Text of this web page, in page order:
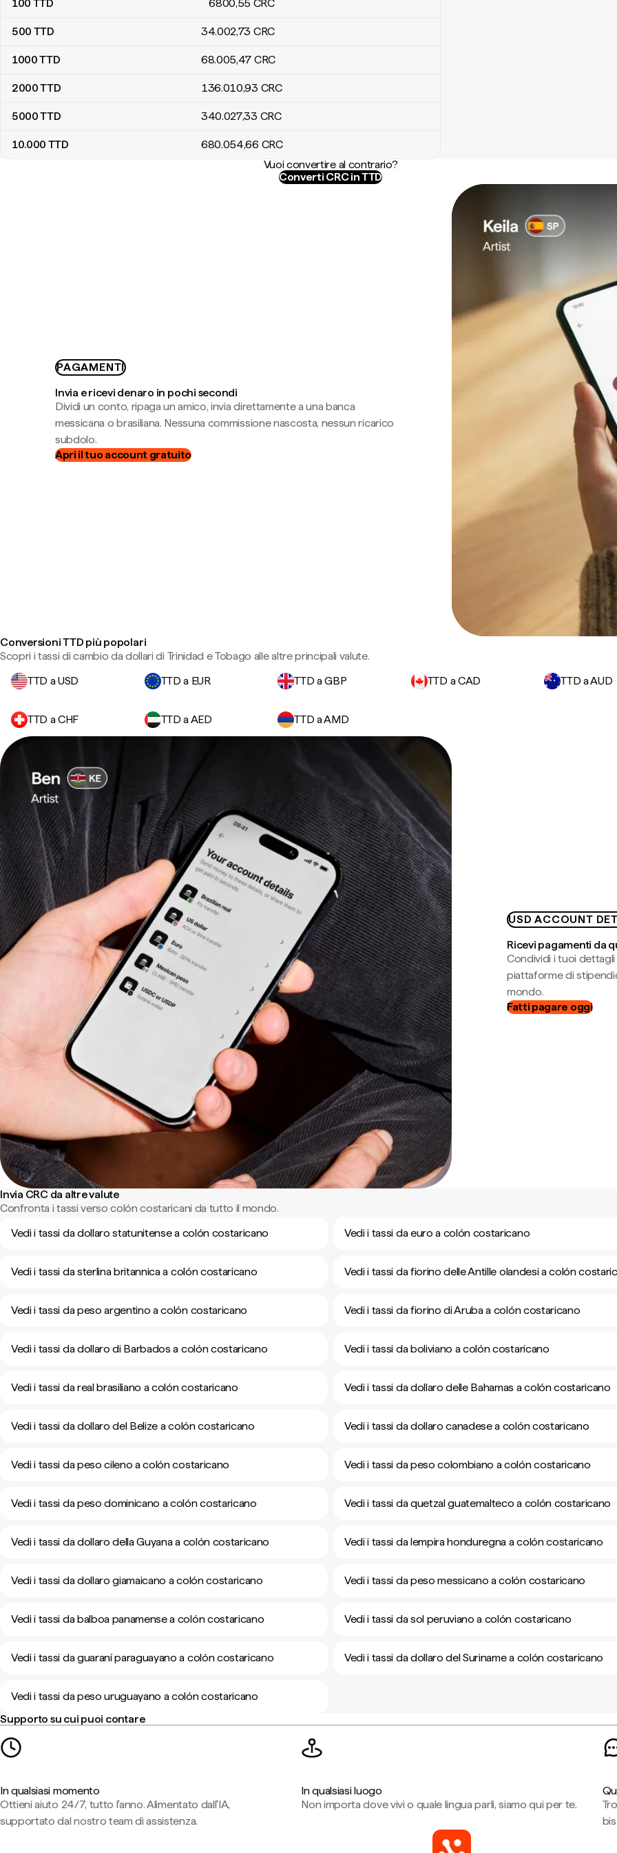
100 TTD 6800,55 CRC
500 TTD 34.002,73 CRC
1000TTD 68.005,47 CRC
2000TTD 136.010,93 CRC
5000TTD 340.027,33 CRC
10.000 TTD 680.054,66 CRC
Vuoi convertire al contrario?
Converti CRC in TTD
PAGAMENTI
Invia e ricevi denaro in pochi secondi
Dividi un conto, ripaga un amico, invia direttamente a una banca
messicana o brasiliana. Nessuna commissione nascosta, nessun ricarico
subdolo.
Apri il tuo account gratuito
Conversioni TTD più popolari
Scopri i tassi di cambio da dollari di Trinidad e Tobago alle altre principali valute.
TTD a USD
TTD a EUR TTD a GBP TTD a CAD TTD a AUD
TTD a CHF TTD a AED TTD a AMD
USD ACCOUNT
Ricevi pagamenti da
Condividi i tuoi dettagli
piattaforme di
mondo.
Fatti pagare oggi
Invia CRC da altre valute
Confronta i tassi verso colón costaricani da tutto il mondo.
Vedi i tassi da dollaro statunitense a colón costaricano
Vedi i tassi da euro a colón costaricano
Vedi i tassi da sterlina britannica a colón costaricano Vedi i tassi da fiorino delle Antille olandesi a colón
Vedi i tassi da peso argentino a colón costaricano Vedi i tassi da fiorino di Aruba a colón costaricano
Vedi i tassi da dollaro di Barbados a colón costaricano Vedi i tassi da boliviano a colón costaricano
Vedi i tassi da real brasiliano a colón costaricano Vedi i tassi da dollaro delle Bahamas a colón costaricano
Vedi i tassi da dollaro del Belize a colón costaricano Vedi i tassi da dollaro canadese a colón costaricano
Vedi i tassi da peso cileno a colón costaricano Vedi i tassi da peso colombiano a colón costaricano
Vedi i tassi da peso dominicano a colón costaricano Vedi i tassi da quetzal guatemalteco a colón costaricano
Vedi i tassi da dollaro della Guyana a colón costaricano Vedi i tassi da lempira honduregna a colón costaricano
Vedi i tassi da dollaro giamaicano a colón costaricano Vedi i tassi da peso messicano a colón costaricano
Vedi i tassi da balboa panamense a colón costaricano Vedi i tassi da sol peruviano a colón costaricano
Vedi i tassi da guaraní paraguayano a colón costaricano Vedi i tassi da dollaro del Suriname a colón costaricano
Vedi i tassi da peso uruguayano a colón costaricano
Supporto su cui puoi contare
In qualsiasi momento
Ottieni aiuto 24/7, tutto l'anno. Alimentato dall'IA,
supportato dal nostro team di assistenza.
In qualsiasi luogo
Non importa dove vivi o quale lingua parli, siamo qui per te.